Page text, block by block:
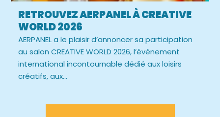
RETROUVEZ AERPANEL À CREATIVE
WORLD 2026
AERPANEL a le plaisir d’annoncer sa participation
au salon CREATIVE WORLD 2026, l’événement
international incontournable dédié aux loisirs
créatifs, aux...